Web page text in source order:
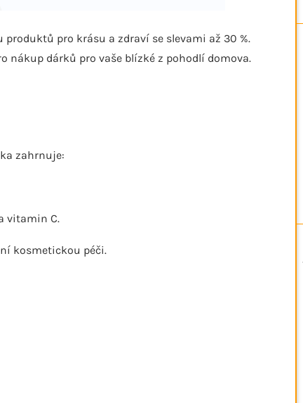
pro krásu a zdraví se slevami až 30 %.
nákup dárků pro vaše blízké z pohodlí domova.
zahrnuje:
vitamin C.
kosmetickou péči.